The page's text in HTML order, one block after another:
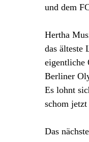
und dem
Hertha
das älteste
eigentliche
Berliner
Es lohnt
schom
Das